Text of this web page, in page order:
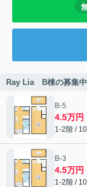
Ray Lia B棟の募集
B-5
4.5万円
1-2階 /
B-3
4.5万円
1-2階 /